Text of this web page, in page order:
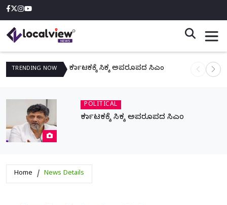
TRENDING NOW ಕರ್ನಾಟಕಕ್ಕೆ ಸಿಕ್ಕ ಅಪರೂಪದ ಸಿಎಂ ನಾಳೆ
POLITICAL
ಕರ್ನಾಟಕಕ್ಕೆ ಸಿಕ್ಕ ಅಪರೂಪದ ಸಿಎಂ
Home News Details